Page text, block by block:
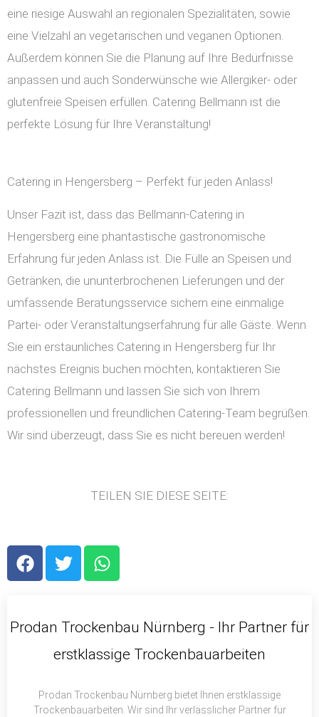
eine riesige Auswahl an regionalen Spezialitäten, sowie
eine Vielzahl an vegetarischen und veganen Optionen.
Außerdem können Sie die Planung auf Ihre Bedürfnisse
anpassen und auch Sonderwünsche wie Allergiker- oder
glutenfreie Speisen erfüllen. Catering Bellmann ist die
perfekte Lösung für Ihre Veranstaltung!
Catering in Hengersberg – Perfekt für jeden Anlass!
Unser Fazit ist, dass das Bellmann-Catering in
Hengersberg eine phantastische gastronomische
Erfahrung für jeden Anlass ist. Die Fülle an Speisen und
Getränken, die ununterbrochenen Lieferungen und der
umfassende Beratungsservice sichern eine einmalige
Partei- oder Veranstaltungserfahrung für alle Gäste. Wenn
Sie ein erstaunliches Catering in Hengersberg für Ihr
nächstes Ereignis buchen möchten, kontaktieren Sie
Catering Bellmann und lassen Sie sich von Ihrem
professionellen und freundlichen Catering-Team begrüßen.
Wir sind überzeugt, dass Sie es nicht bereuen werden!
TEILEN SIE DIESE SEITE:
F
a
b
T
w
t
r
W
h
s
p
Prodan Trockenbau Nürnberg - Ihr Partner für
erstklassige Trockenbauarbeiten
Prodan Trockenbau Nürnberg bietet Ihnen erstklassige
Trockenbauarbeiten. Wir sind Ihr verlässlicher Partner für